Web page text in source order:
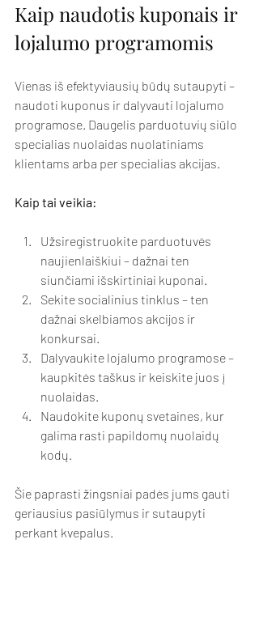
Kaip naudotis kuponais ir
lojalumo programomis
Vienas iš efektyviausių būdų sutaupyti –
naudoti kuponus ir dalyvauti lojalumo
programose. Daugelis parduotuvių siūlo
specialias nuolaidas nuolatiniams
klientams arba per specialias akcijas.
Kaip tai veikia:
Užsiregistruokite parduotuvės
naujienlaiškiui – dažnai ten
siunčiami išskirtiniai kuponai.
Sekite socialinius tinklus – ten
dažnai skelbiamos akcijos ir
konkursai.
Dalyvaukite lojalumo programose –
kaupkitės taškus ir keiskite juos į
nuolaidas.
Naudokite kuponų svetaines, kur
galima rasti papildomų nuolaidų
kodų.
Šie paprasti žingsniai padės jums gauti
geriausius pasiūlymus ir sutaupyti
perkant kvepalus.